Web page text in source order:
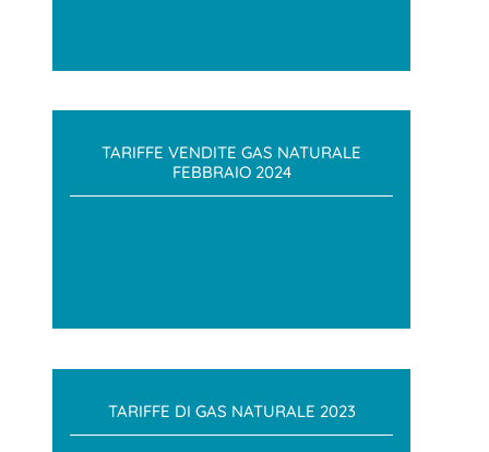
TARIFFE VENDITE GAS NATURALE
FEBBRAIO 2024
TARIFFE DI GAS NATURALE 2023